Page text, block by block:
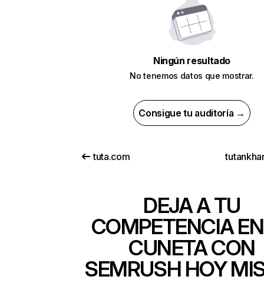
Ningún resultado
No tenemos datos que mostrar.
Consigue tu auditoría →
tuta.com
DEJA A TU
COMPETENCIA
CUNETA CON
SEMRUSH HOY